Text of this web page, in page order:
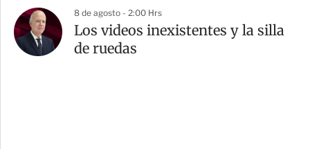
8 de agosto - 2:00 Hrs
Los videos inexistentes y la silla
de ruedas